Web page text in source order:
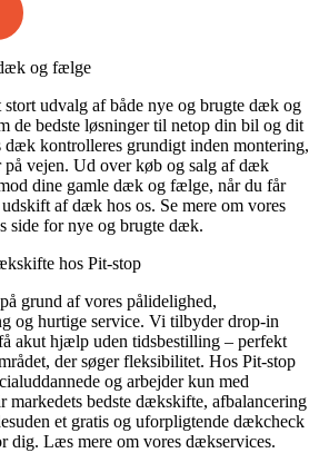
og fælge
udvalg af både nye og brugte dæk og
de bedste løsninger til netop din bil og dit
dæk kontrolleres grundigt inden montering,
på vejen. Ud over køb og salg af dæk
dine gamle dæk og fælge, når du får
af dæk hos os. Se mere om vores
side for nye og brugte dæk.
hos Pit-stop
grund af vores pålidelighed,
og hurtige service. Vi tilbyder drop-in
akut hjælp uden tidsbestilling – perfekt
der søger fleksibilitet. Hos Pit-stop
og arbejder kun med
markedets bedste dækskifte, afbalancering
et gratis og uforpligtende dækcheck
dig. Læs mere om vores dækservices.